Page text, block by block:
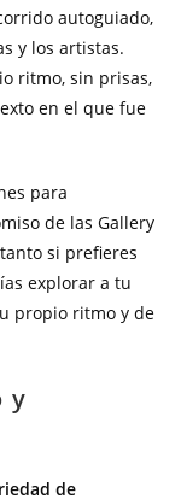
autoguiado,
y los artistas.
ritmo, sin prisas,
en el que fue
para
de las Gallery
si prefieres
explorar a tu
propio ritmo y de
y
de